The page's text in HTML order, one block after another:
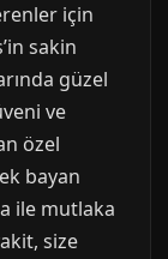
için
sakin
güzel
ve
özel
bayan
ile mutlaka
size